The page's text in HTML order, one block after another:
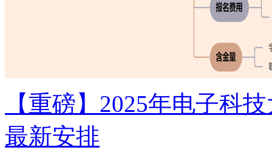
【重磅】2025年电子科
最新安排